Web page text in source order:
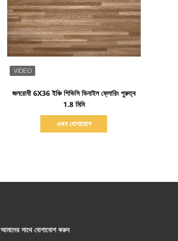
জলরোধী 6X36 ইঞ্চি পিভিসি ভিনাইল ফ্লোরিং পুরুত্ব
1.8 মিমি
এখন যোগাযোগ
আমাদের সাথে যোগাযোগ করুন